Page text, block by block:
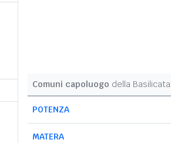
Comuni capoluogo della Basilicata
POTENZA
MATERA